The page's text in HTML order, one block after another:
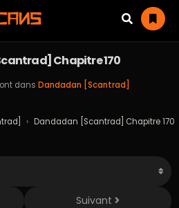
Chapitre 170
dans Dandadan [Scantrad]
› Dandadan [Scantrad] Chapitre 170
Suivant